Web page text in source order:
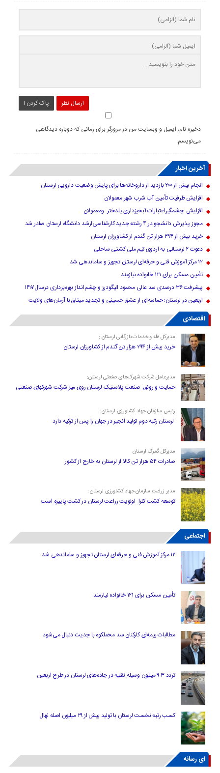
ارسال نظر پاک کردن !
ذخیره نام، ایمیل و وبسایت من در مرورگر برای زمانی که دوباره دیدگاهی
می‌نویسم.
آخرین اخبار
انجام بیش از ۲۰۰ بازدید از داروخانه‌ها برای پایش وضعیت دارویی لرستان
افزایش ظرفیت تأمین آب شرب شهر معمولان
افزایش چشمگیراعتبارات آبخیزداری پلدختر ومعمولان
مجوز پذیرش دانشجو در ۴ رشته جدید کارشناسی‌ارشد دانشگاه لرستان صادر شد
خرید بیش از ۲۹۴ هزار تن گندم از کشاورزان لرستان
دعوت ۲ لرستانی به اردوی تیم ملی کشتی ساحلی
۱۲ مرکز آموزش فنی و حرفه‌ای لرستان تجهیز و ساماندهی شد
تأمین مسکن برای ۱۲۱ خانواده نیازمند
پیشرفت ۳۶ درصدی سد عالی محمود الیگودرز و چشم‌انداز بهره‌برداری درسال۱۴۰۷
اربعین در لرستان؛ حماسه‌ای از عشق حسینی و تجدید میثاق با آرمان‌های ولایت
اقتصادی
مدیرکل غله و خدمات بازرگانی لرستان :
خرید بیش از ۲۹۴ هزار تن گندم از کشاورزان لرستان
مدیرعامل شرکت شهرک‌های صنعتی لرستان:
حمایت و رونق صنعت پلاستیک لرستان روی میز شرکت شهرکهای صنعتی
رئیس سازمان جهاد کشاورزی لرستان:
لرستان رتبه دوم تولید انجیر در جهان را پس از ترکیه دارد
مدیرکل گمرک لرستان
صادرات ۵۴ هزار تن کالا از لرستان به خارج از کشور
مدیر زراعت سازمان جهاد کشاورزی لرستان :
توسعه کشت کلزا اولویت زراعت لرستان در کشت پاییزه است
اجتماعی
۱۲ مرکز آموزش فنی و حرفه‌ای لرستان تجهیز و ساماندهی شد
تأمین مسکن برای ۱۲۱ خانواده نیازمند
مطالبات بیمه‌ای کارکنان سد مخملکوه با جدیت دنبال می‌شود
تردد ۹.۳ میلیون وسیله نقلیه در جاده‌های لرستان در طرح اربعین
کسب رتبه نخست لرستان با تولید بیش از ۲۹ میلیون اصله نهال
ای رسانه